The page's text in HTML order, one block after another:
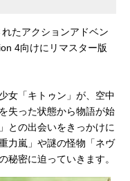
たアクションアドベン
4向けにリマスター版
女「キトゥン」が、空中
失った状態から物語が始
との出会いをきっかけに
力嵐」や謎の怪物「ネヴ
秘密に迫っていきます。